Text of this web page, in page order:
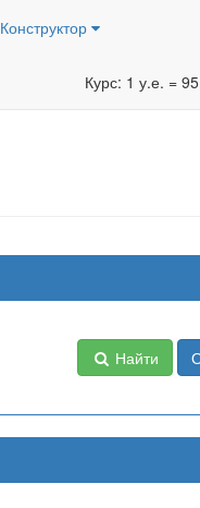
Конструктор
Курс: 1 у.е. =
Найти